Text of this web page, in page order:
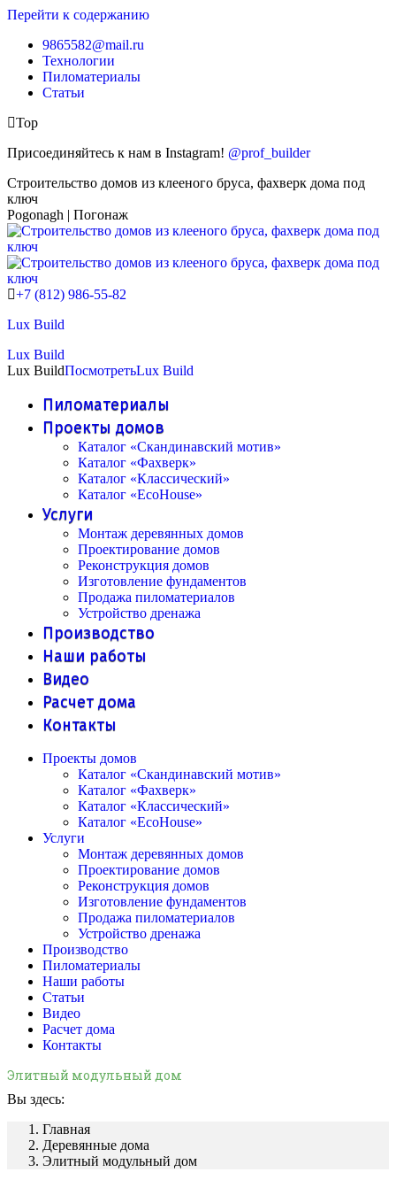
Перейти к содержанию
9865582@mail.ru
Технологии
Пиломатериалы
Статьи
Top
Присоединяйтесь к нам в Instagram! @prof_builder
Строительство домов из клееного бруса, фахверк дома под
ключ
Pogonagh | Погонаж
+7 (812) 986-55-82
Lux Build
Lux Build
Lux BuildПосмотретьLux Build
Пиломатериалы
Проекты домов
Каталог «Скандинавский мотив»
Каталог «Фахверк»
Каталог «Классический»
Каталог «EcoHouse»
Услуги
Монтаж деревянных домов
Проектирование домов
Реконструкция домов
Изготовление фундаментов
Продажа пиломатериалов
Устройство дренажа
Производство
Наши работы
Видео
Расчет дома
Контакты
Проекты домов
Каталог «Скандинавский мотив»
Каталог «Фахверк»
Каталог «Классический»
Каталог «EcoHouse»
Услуги
Монтаж деревянных домов
Проектирование домов
Реконструкция домов
Изготовление фундаментов
Продажа пиломатериалов
Устройство дренажа
Производство
Пиломатериалы
Наши работы
Статьи
Видео
Расчет дома
Контакты
Элитный модульный дом
Вы здесь:
Главная
Деревянные дома
Элитный модульный дом